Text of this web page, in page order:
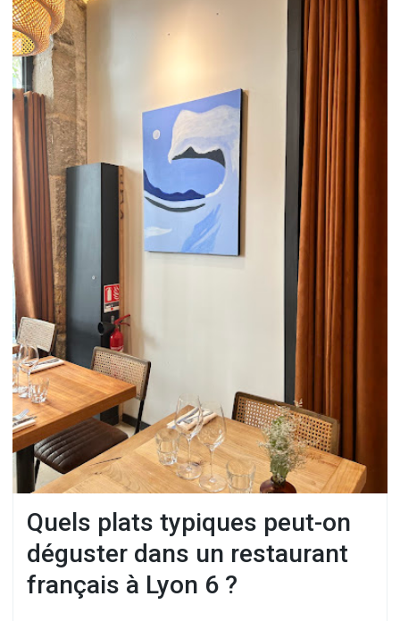
Quels plats typiques peut-on
déguster dans un restaurant
français à Lyon 6 ?